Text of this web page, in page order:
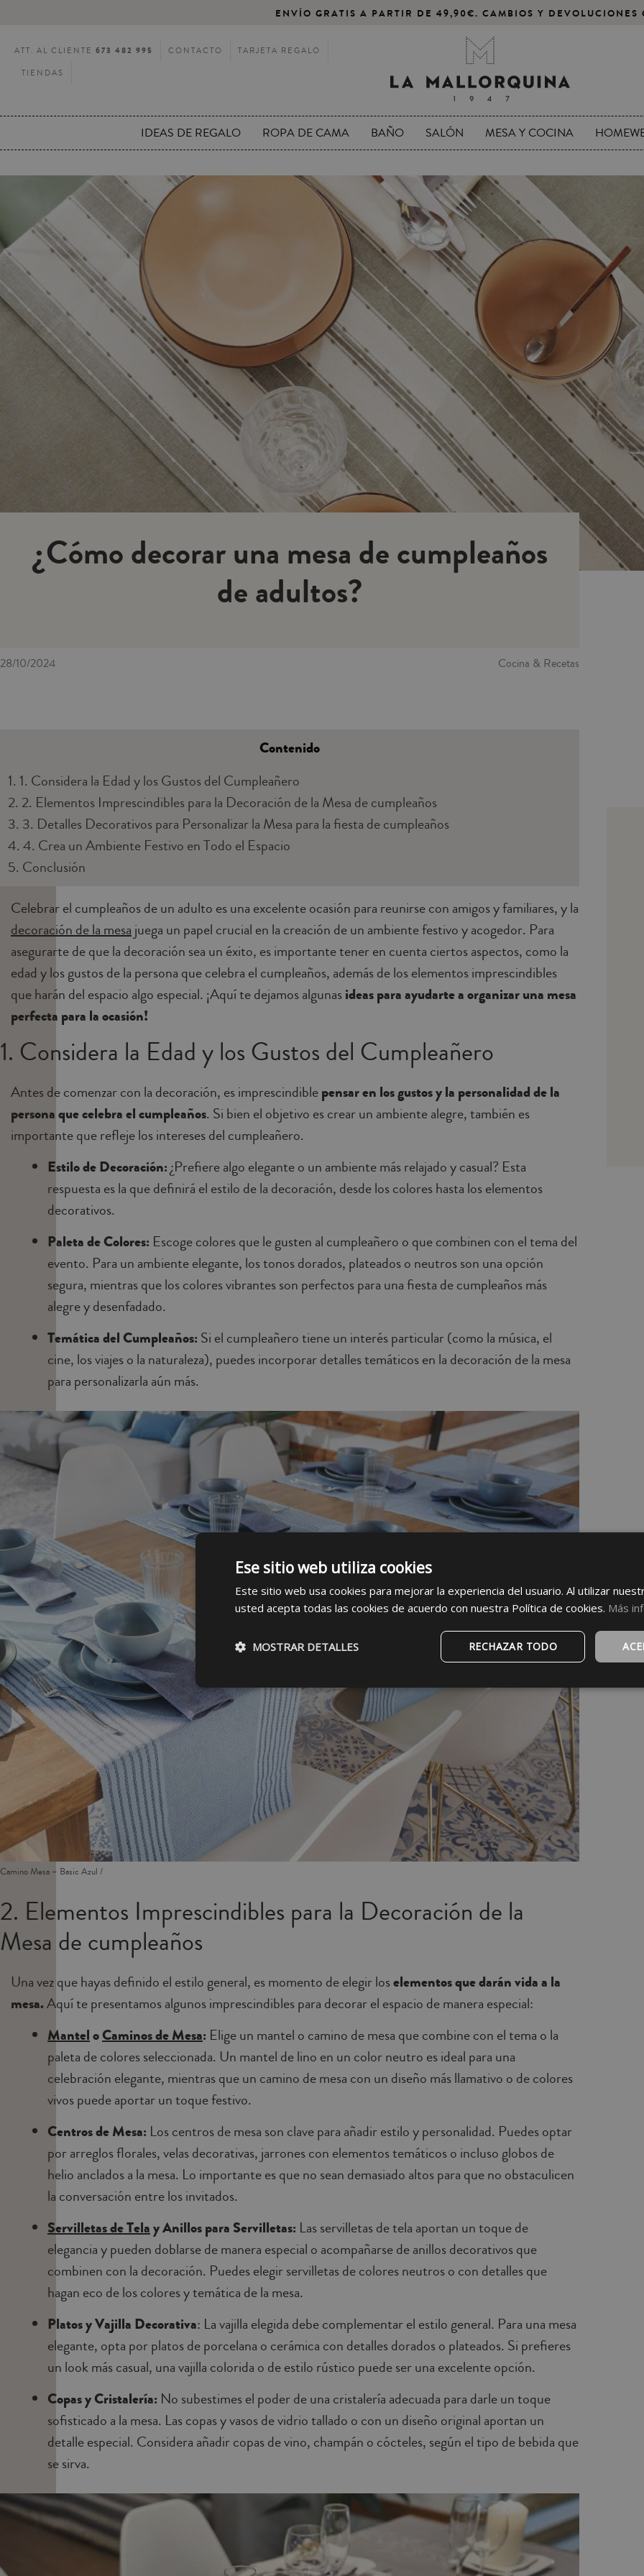
ENVÍO GRATIS A PARTIR DE 49,90€. CAMBIOS Y DEVOLUCIONES
ATT. AL CLIENTE 673 482 995 CONTACTO TARJETA REGALO
TIENDAS
IDEAS DE REGALO ROPA DE CAMA BAÑO SALÓN MESA Y COCINA
¿Cómo decorar una mesa de cumpleaños
de adultos?
28/10/2024 Cocina & Recetas
Contenido
1. 1. Considera la Edad y los Gustos del Cumpleañero
2. 2. Elementos Imprescindibles para la Decoración de la Mesa de cumpleaños
3. 3. Detalles Decorativos para Personalizar la Mesa para la fiesta de cumpleaños
4. 4. Crea un Ambiente Festivo en Todo el Espacio
5. Conclusión
Celebrar el cumpleaños de un adulto es una excelente ocasión para reunirse con amigos y familiares, y la
decoración de la mesajuega un papel crucial en la creación de un ambiente festivo y acogedor. Para
asegurarte de que la decoración sea un éxito, es importante tener en cuenta ciertos aspectos, como la
edad y los gustos de la persona que celebra el cumpleaños, además de los elementos imprescindibles
que harán del espacio algo especial. ¡Aquí te dejamos algunasideas para ayudarte a organizar una mesa
perfecta para la ocasión!
1. Considera la Edad y los Gustos del Cumpleañero
Antes de comenzar con la decoración, es imprescindiblepensar en los gustos y la personalidad de la
persona que celebra el cumpleaños. Si bien el objetivo es crear un ambiente alegre, también es
importante que refleje los intereses del cumpleañero.
Estilo de Decoración:¿Prefiere algo elegante o un ambiente más relajado y casual? Esta
respuesta es la que definirá el estilo de la decoración, desde los colores hasta los elementos
decorativos.
Paleta de Colores: Escoge colores que le gusten al cumpleañero o que combinen con el tema del
evento. Para un ambiente elegante, los tonos dorados, plateados o neutros son una opción
segura, mientras que los colores vibrantes son perfectos para una fiesta de cumpleaños más
alegre y desenfadado.
Temática del Cumpleaños: Si el cumpleañero tiene un interés particular (como la música, el
cine, los viajes o la naturaleza), puedes incorporar detalles temáticos en la decoración de la mesa
para personalizarla aún más.
Camino Mesa – Basic Azul /
2. Elementos Imprescindibles para la Decoración de la
Mesa de cumpleaños
Una vez que hayas definido el estilo general, es momento de elegir loselementos que darán vida a la
mesa.Aquí te presentamos algunos imprescindibles para decorar el espacio de manera especial:
ManteloCaminos de Mesa: Elige un mantel o camino de mesa que combine con el tema o la
paleta de colores seleccionada. Un mantel de lino en un color neutro es ideal para una
celebración elegante, mientras que un camino de mesa con un diseño más llamativo o de colores
vivos puede aportar un toque festivo.
Centros de Mesa: Los centros de mesa son clave para añadir estilo y personalidad. Puedes optar
por arreglos florales, velas decorativas, jarrones con elementos temáticos o incluso globos de
helio anclados a la mesa. Lo importante es que no sean demasiado altos para que no obstaculicen
la conversación entre los invitados.
Servilletas de Telay Anillos para Servilletas: Las servilletas de tela aportan un toque de
elegancia y pueden doblarse de manera especial o acompañarse de anillos decorativos que
combinen con la decoración. Puedes elegir servilletas de colores neutros o con detalles que
hagan eco de los colores y temática de la mesa.
Platos y Vajilla Decorativa: La vajilla elegida debe complementar el estilo general. Para una mesa
elegante, opta por platos de porcelana o cerámica con detalles dorados o plateados. Si prefieres
un look más casual, una vajilla colorida o de estilo rústico puede ser una excelente opción.
Copas y Cristalería: No subestimes el poder de una cristalería adecuada para darle un toque
sofisticado a la mesa. Las copas y vasos de vidrio tallado o con un diseño original aportan un
detalle especial. Considera añadir copas de vino, champán o cócteles, según el tipo de bebida que
se sirva.
Ese sitio web utiliza cookies
Este sitio web usa cookies para mejorar la experiencia del usuario. Al utilizar
usted acepta todas las cookies de acuerdo con nuestra Política de cookies. Más
RECHAZAR TODO
MOSTRAR DETALLES